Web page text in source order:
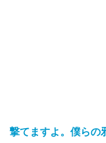
撃てますよ。僕らの